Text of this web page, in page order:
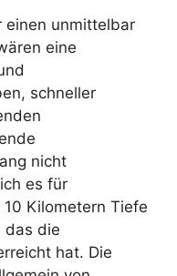
einen unmittelbar
eine
schneller
nicht
es für
Kilometern Tiefe
das die
hat. Die